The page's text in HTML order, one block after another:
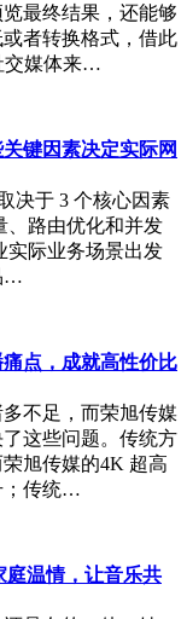
最终结果，还能够
者转换格式，借此
交媒体来…
键因素决定实际网
决于 3 个核心因素
路由优化和并发
实际业务场景出发
…
点，成就高性价比
不足，而荣旭传媒
这些问题。传统方
旭传媒的4K 超高
；传统…
温情，让音乐共